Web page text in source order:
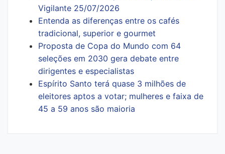
Vigilante 25/07/2026
Entenda as diferenças entre os cafés
tradicional, superior e gourmet
Proposta de Copa do Mundo com 64
seleções em 2030 gera debate entre
dirigentes e especialistas
Espírito Santo terá quase 3 milhões de
eleitores aptos a votar; mulheres e faixa de
45 a 59 anos são maioria